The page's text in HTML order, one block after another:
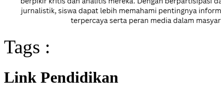
Tags :
Link Pendidikan